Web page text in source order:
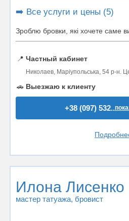
➡️ Все услуги и цены (5)
Зроблю бровки, які хочете саме
📍 Частный кабинет
Николаев, Маріупольська, 54 р-н.
🚗 Выезжаю к клиенту
+38 (097) 532..
Илона Лисенко
мастер татуажа, бровист